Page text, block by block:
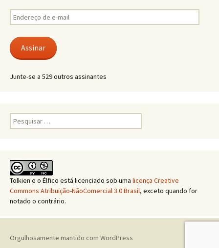
Endereço
de
mail Assinar
Junte-se a 529 outros assinantes
Pesquisar
por:
Tolkien e o Élfico está licenciado sob uma licença Creative
Commons Atribuição-NãoComercial 3.0 Brasil, exceto quando for
notado o contrário.
Orgulhosamente mantido com WordPress